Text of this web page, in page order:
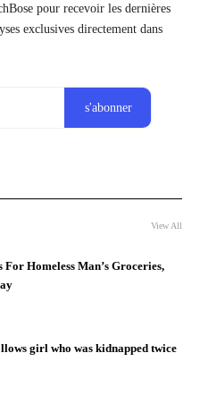
pour recevoir les dernières
exclusives directement dans
View All
Homeless Man’s Groceries,
girl who was kidnapped twice